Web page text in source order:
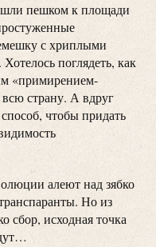
пешком к площади
с хриплыми
поглядеть, как
«примирением-
страну. А вдруг
чтобы придать
алеют над зябко
Но из
сбор, исходная точка